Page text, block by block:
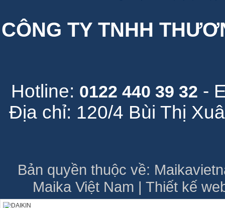
CÔNG TY TNHH
Hotline: 0122 440 39 32 -
Địa chỉ: 120/4 Bùi Thị
Bản quyền thuộc về:
Maika Việt Nam | Thiết kế